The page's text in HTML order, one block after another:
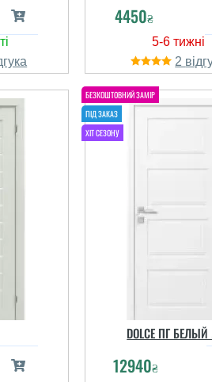
читати всі
4450₴
2
DOLCE ПГ
12940₴